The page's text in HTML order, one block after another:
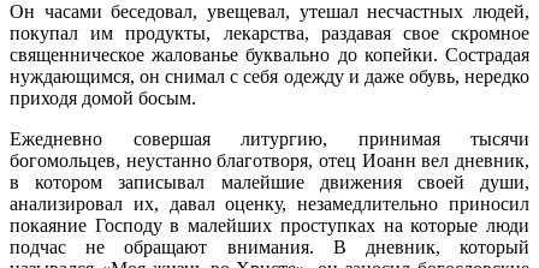
Он часами беседовал, увещевал, утешал несчастных людей,
покупал им продукты, лекарства, раздавая свое скромное
священническое жалованье буквально до копейки. Сострадая
нуждающимся, он снимал с себя одежду и даже обувь, нередко
приходя домой босым.
Ежедневно совершая литургию, принимая тысячи
богомольцев, неустанно благотворя, отец Иоанн вел дневник,
в котором записывал малейшие движения своей души,
анализировал их, давал оценку, незамедлительно приносил
покаяние Господу в малейших проступках на которые люди
подчас не обращают внимания. В дневник, который